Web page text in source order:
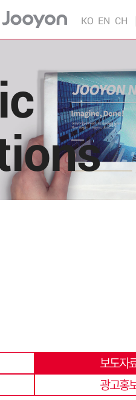
KO EN CH
습니다.
보도자
광고홍